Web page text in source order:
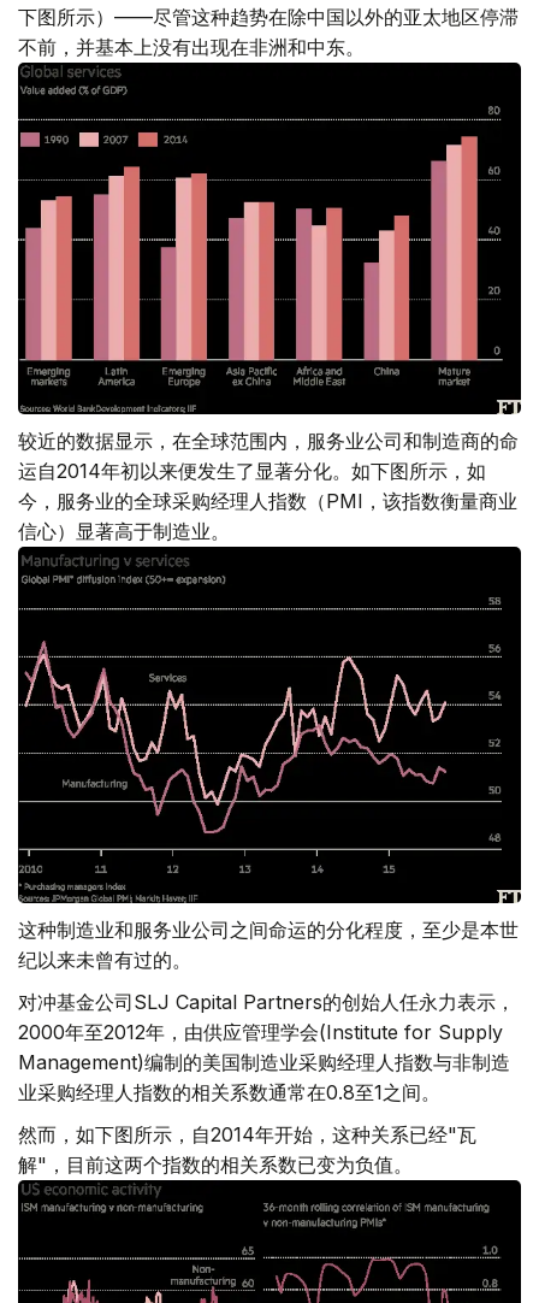
下图所示）——尽管这种趋势在除中国以外的亚太地区停滞
不前，并基本上没有出现在非洲和中东。
较近的数据显示，在全球范围内，服务业公司和制造商的命
运自2014年初以来便发生了显著分化。如下图所示，如
今，服务业的全球采购经理人指数（PMI，该指数衡量商业
信心）显著高于制造业。
这种制造业和服务业公司之间命运的分化程度，至少是本世
纪以来未曾有过的。
对冲基金公司SLJ Capital Partners的创始人任永力表示，
2000年至2012年，由供应管理学会(Institute for Supply
Management)编制的美国制造业采购经理人指数与非制造
业采购经理人指数的相关系数通常在0.8至1之间。
然而，如下图所示，自2014年开始，这种关系已经"瓦
解"，目前这两个指数的相关系数已变为负值。